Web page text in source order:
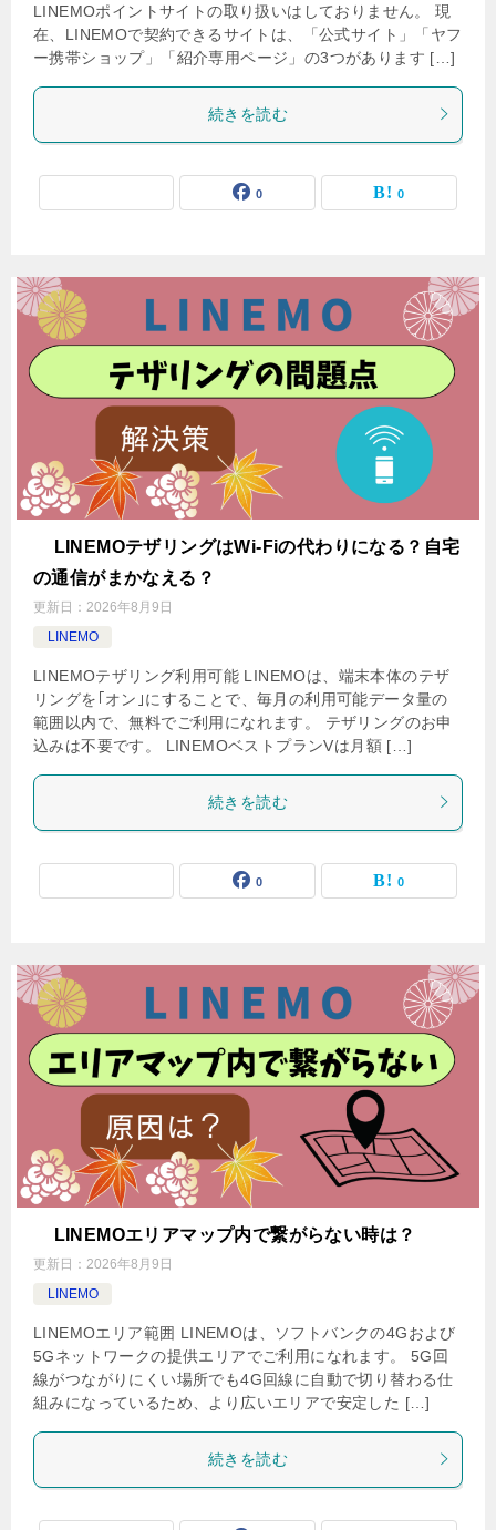
LINEMOポイントサイトの取り扱いはしておりません。 現
在、LINEMOで契約できるサイトは、「公式サイト」「ヤフ
ー携帯ショップ」「紹介専用ページ」の3つがあります […]
続きを読む
0 0
LINEMOテザリングはWi-Fiの代わりになる？自宅
の通信がまかなえる？
更新日： 2026年8月9日
LINEMO
LINEMOテザリング利用可能 LINEMOは、端末本体のテザ
リングを｢オン｣にすることで、毎月の利用可能データ量の
範囲以内で、無料でご利用になれます。 テザリングのお申
込みは不要です。 LINEMOベストプランVは月額 […]
続きを読む
0 0
LINEMOエリアマップ内で繋がらない時は？
更新日： 2026年8月9日
LINEMO
LINEMOエリア範囲 LINEMOは、ソフトバンクの4Gおよび
5Gネットワークの提供エリアでご利用になれます。 5G回
線がつながりにくい場所でも4G回線に自動で切り替わる仕
組みになっているため、より広いエリアで安定した […]
続きを読む